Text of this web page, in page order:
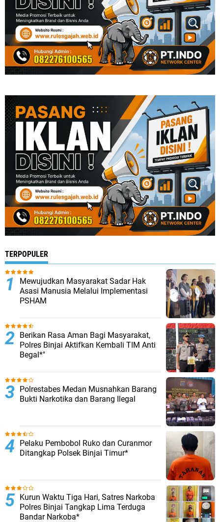
TERPOPULER
Mewujudkan Masyarakat Sadar Hak
Asasi Manusia Melalui Implementasi
PSHAM
Berikan Rasa Aman Bagi Masyarakat,
Polres Binjai Aktifkan Kembali TIM Anti
Begal*"
Polrestabes Medan Musnahkan Barang
Bukti Narkotika dan Barang Ilegal
Pelaku Pembobol Ruko dan Curanmor
Ditangkap Polsek Binjai Timur*
Kurun Waktu Tiga Hari, Satres Narkoba
Polres Binjai Tangkap Lima Terduga
Bandar Narkoba*